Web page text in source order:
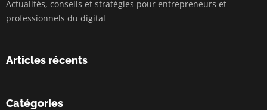
Actualités, conseils et stratégies pour entrepreneurs et
professionnels du digital
Articles récents
Catégories